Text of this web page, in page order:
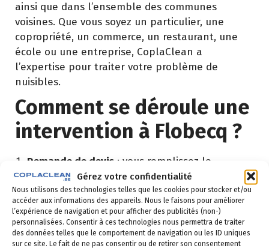
Gérez votre confidentialité
Nous utilisons des technologies telles que les cookies pour stocker et/ou
accéder aux informations des appareils. Nous le faisons pour améliorer
l’expérience de navigation et pour afficher des publicités (non-)
personnalisées. Consentir à ces technologies nous permettra de traiter
des données telles que le comportement de navigation ou les ID uniques
sur ce site. Le fait de ne pas consentir ou de retirer son consentement
ainsi que dans l’ensemble des communes
voisines. Que vous soyez un particulier, une
copropriété, un commerce, un restaurant, une
école ou une entreprise, CoplaClean a
l’expertise pour traiter votre problème de
nuisibles.
Comment se déroule une
intervention à Flobecq ?
Demande de devis : vous remplissez le
formulaire ci-dessous ou vous nous appelez au
02 523 21 89. Réponse sous 24h.
Diagnostic gratuit: notre technicien vient
identifier la nuisance et son origine.